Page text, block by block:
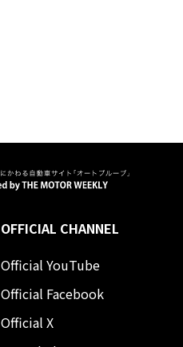
OFFICIAL CHANNEL
Official YouTube
Official Facebook
Official X